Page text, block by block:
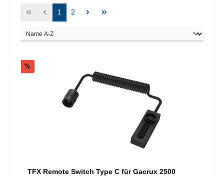
Seite
1 Seite
2
%Rabatt
TFX Remote Switch Type C für Gacrux 2500